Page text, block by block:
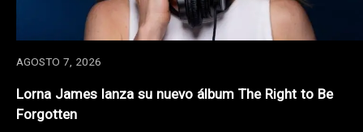
AGOSTO 7, 2026
Lorna James lanza su nuevo álbum The Right to Be
Forgotten